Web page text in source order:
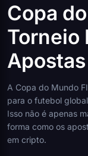
Copa
Torneio
A Copa do Mundo
para o futebol
Isso não é apenas
forma como os
em cripto.